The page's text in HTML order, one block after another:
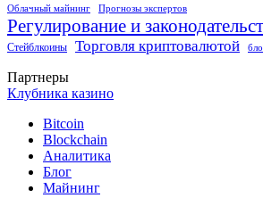
Облачный майнинг Прогнозы экспертов
Регулирование и
Стейблкоины Торговля криптовалютой
Партнеры
Клубника казино
Bitcoin
Blockchain
Аналитика
Блог
Майнинг